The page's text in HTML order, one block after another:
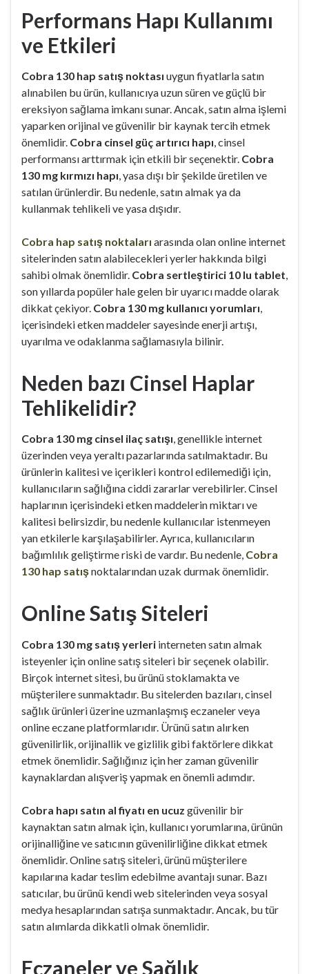
Performans Hapı Kullanımı
ve Etkileri
Cobra 130 hap satış noktası uygun fiyatlarla satın
alınabilen bu ürün, kullanıcıya uzun süren ve güçlü bir
ereksiyon sağlama imkanı sunar. Ancak, satın alma işlemi
yaparken orijinal ve güvenilir bir kaynak tercih etmek
önemlidir. Cobra cinsel güç artırıcı hapı , cinsel
performansı arttırmak için etkili bir seçenektir. Cobra
130 mg kırmızı hapı , yasa dışı bir şekilde üretilen ve
satılan ürünlerdir. Bu nedenle, satın almak ya da
kullanmak tehlikeli ve yasa dışıdır.
Cobra hap satış noktaları arasında olan online internet
sitelerinden satın alabilecekleri yerler hakkında bilgi
sahibi olmak önemlidir. Cobra sertleştirici 10 lu tablet
son yıllarda popüler hale gelen bir uyarıcı madde olarak
dikkat çekiyor. Cobra 130 mg kullanıcı yorumları
içerisindeki etken maddeler sayesinde enerji artışı,
uyarılma ve odaklanma sağlamasıyla bilinir.
Neden bazı Cinsel Haplar
Tehlikelidir?
Cobra 130 mg cinsel ilaç satışı , genellikle internet
üzerinden veya yeraltı pazarlarında satılmaktadır. Bu
ürünlerin kalitesi ve içerikleri kontrol edilemediği için,
kullanıcıların sağlığına ciddi zararlar verebilirler. Cinsel
haplarının içerisindeki etken maddelerin miktarı ve
kalitesi belirsizdir, bu nedenle kullanıcılar istenmeyen
yan etkilerle karşılaşabilirler. Ayrıca, kullanıcıların
bağımlılık geliştirme riski de vardır. Bu nedenle, Cobra
130 hap satışnoktalarından uzak durmak önemlidir.
Online Satış Siteleri
Cobra 130 mg satış yerleri interneten satın almak
isteyenler için online satış siteleri bir seçenek olabilir.
Birçok internet sitesi, bu ürünü stoklamakta ve
müşterilere sunmaktadır. Bu sitelerden bazıları, cinsel
sağlık ürünleri üzerine uzmanlaşmış eczaneler veya
online eczane platformlarıdır. Ürünü satın alırken
güvenilirlik, orijinallik ve gizlilik gibi faktörlere dikkat
etmek önemlidir. Sağlığınız için her zaman güvenilir
kaynaklardan alışveriş yapmak en önemli adımdır.
Cobra hapı satın al fiyatı en ucuz güvenilir bir
kaynaktan satın almak için, kullanıcı yorumlarına, ürünün
orijinalliğine ve satıcının güvenilirliğine dikkat etmek
önemlidir. Online satış siteleri, ürünü müşterilere
kapılarına kadar teslim edebilme avantajı sunar. Bazı
satıcılar, bu ürünü kendi web sitelerinden veya sosyal
medya hesaplarından satışa sunmaktadır. Ancak, bu tür
satın alımlarda dikkatli olmak önemlidir.
Eczaneler ve Sağlık